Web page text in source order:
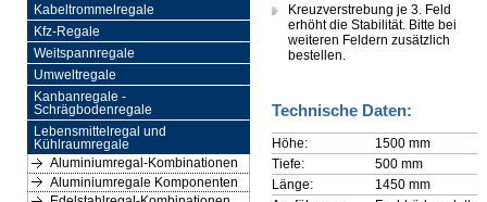
Kabeltrommelregale
Kfz-Regale
Weitspannregale
Umweltregale
Kanbanregale -
Schrägbodenregale
Lebensmittelregal und
Kühlraumregale
Aluminiumregal-Kombinationen
Aluminiumregale Komponenten
Kreuzverstrebung je 3. Feld
erhöht die Stabilität. Bitte bei
weiteren Feldern zusätzlich
bestellen.
Technische Daten:
Höhe:
1500 mm
Tiefe:
500 mm
Länge:
1450 mm